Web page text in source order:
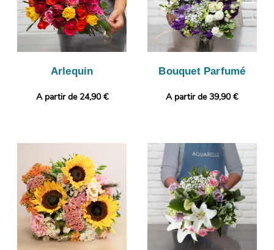
Arlequin
A partir de 24,90 €
Bouquet Parfumé
A partir de 39,90 €